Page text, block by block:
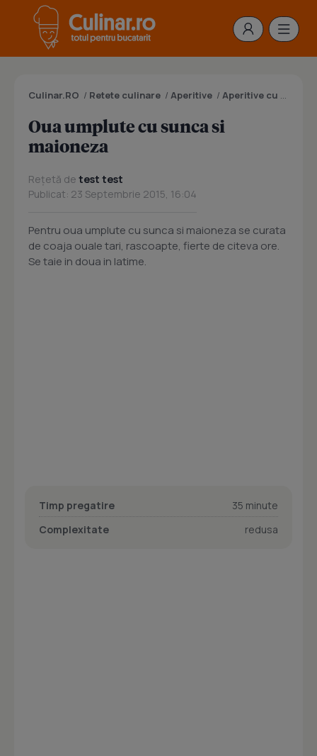
Culinar.RO / Retete culinare / Aperitive / Aperitive cu oua
Oua umplute cu sunca si
maioneza
Rețetă de test test
Publicat: 23 Septembrie 2015, 16:04
Pentru oua umplute cu sunca si maioneza se curata
de coaja ouale tari, rascoapte, fierte de citeva ore.
Se taie in doua in latime.
Timp pregatire
35 minute
Complexitate
redusa